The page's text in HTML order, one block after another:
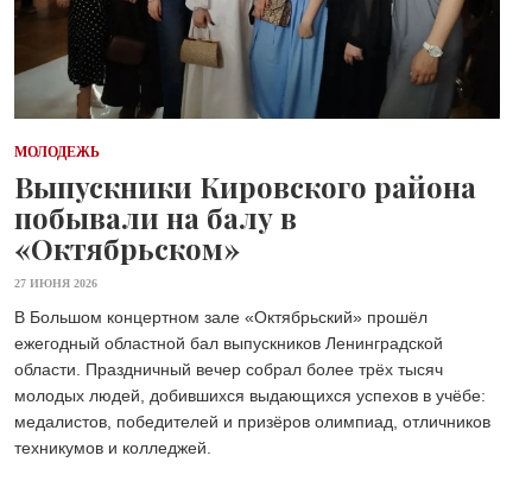
МОЛОДЕЖЬ
Выпускники Кировского района
побывали на балу в
«Октябрьском»
27 ИЮНЯ 2026
В Большом концертном зале «Октябрьский» прошёл
ежегодный областной бал выпускников Ленинградской
области. Праздничный вечер собрал более трёх тысяч
молодых людей, добившихся выдающихся успехов в учёбе:
медалистов, победителей и призёров олимпиад, отличников
техникумов и колледжей.